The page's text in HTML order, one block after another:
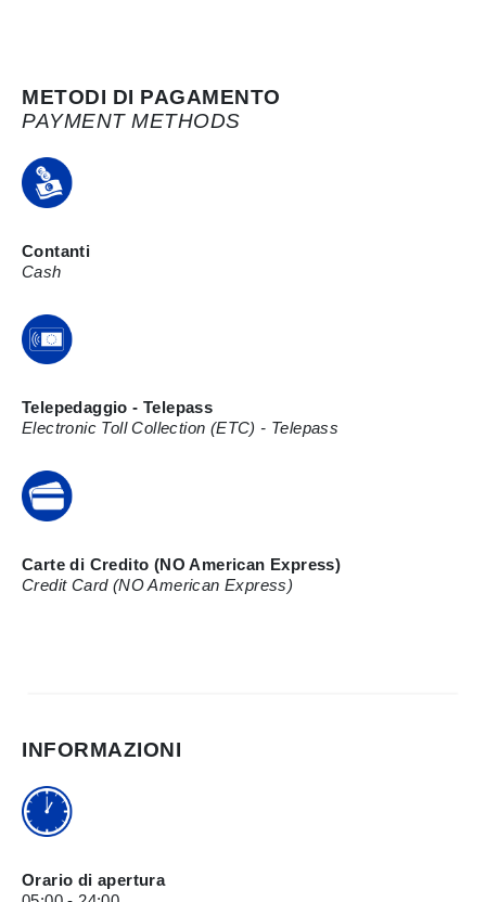
METODI DI PAGAMENTO
PAYMENT METHODS
Contanti
Cash
Telepedaggio - Telepass
Electronic Toll Collection (ETC) - Telepass
Carte di Credito (NO American Express)
Credit Card (NO American Express)
INFORMAZIONI
Orario di apertura